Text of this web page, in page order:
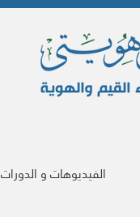
الفيديوهات و الدورات